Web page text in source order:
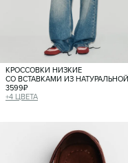
КРОССОВКИ НИЗКИЕ
СО ВСТАВКАМИ ИЗ НАТУРАЛЬНОЙ
ЗАМШИ
3599₽
+4 ЦВЕТА